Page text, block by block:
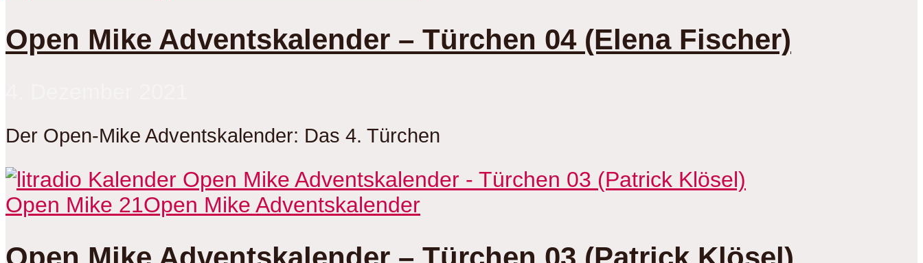
Open Mike Adventskalender – Türchen 04 (Elena Fischer)
Der Open-Mike Adventskalender: Das 4. Türchen
Open Mike 21Open Mike Adventskalender